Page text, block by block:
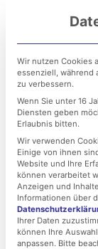
springen
Team
Wir nutzen Cookies
essenziell, während
zu verbessern.
Wenn Sie unter 16
Diensten geben
Erlaubnis bitten.
Wir verwenden
Einige von ihnen
Website und Ihre
können verarbeitet
Anzeigen und
Informationen über
Ihrer Daten
können Ihre
anpassen. Bitte